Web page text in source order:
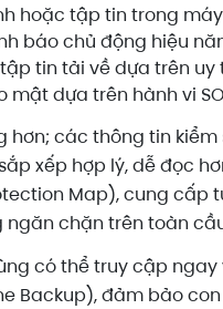
hoặc tập tin trong
báo chủ động hiệu
tin tải về dựa trên
dựa trên hành vi
hơn; các thông tin
xếp hợp lý, dễ đọc
Map), cung
chặn trên toàn
có thể truy cập
Backup), đảm bảo